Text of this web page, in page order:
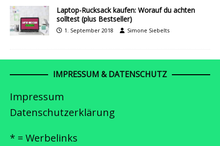
Laptop-Rucksack kaufen: Worauf du achten
solltest (plus Bestseller)
1. September 2018 Simone Siebelts
IMPRESSUM & DATENSCHUTZ
Impressum
Datenschutzerklärung
* = Werbelinks